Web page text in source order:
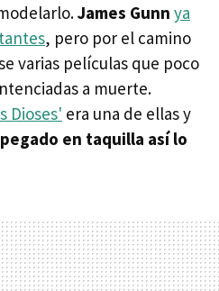
James Gunn ya
, pero por el camino
varias películas que poco
a muerte.
Dioses' era una de ellas y
en taquilla así lo